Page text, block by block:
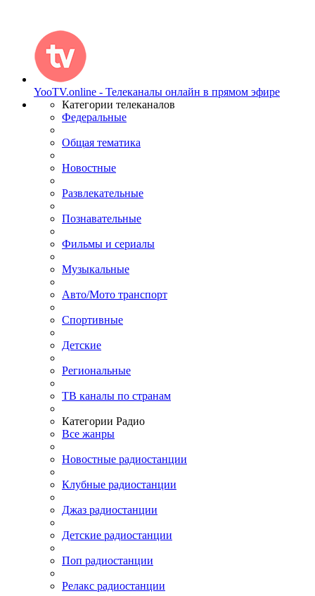
YooTV.online - Телеканалы онлайн в прямом эфире
Категории телеканалов
Федеральные
Общая тематика
Новостные
Развлекательные
Познавательные
Фильмы и сериалы
Музыкальные
Авто/Мото транспорт
Спортивные
Детские
Региональные
ТВ каналы по странам
Категории Радио
Все жанры
Новостные радиостанции
Клубные радиостанции
Джаз радиостанции
Детские радиостанции
Поп радиостанции
Релакс радиостанции